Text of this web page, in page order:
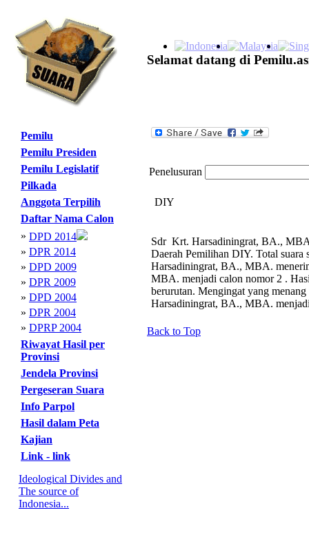
Selamat datang di
Pemilu
Pemilu Presiden
Pemilu Legislatif
Pilkada
Anggota Terpilih
Daftar Nama Calon
» DPD 2014
» DPR 2014
» DPD 2009
» DPR 2009
» DPD 2004
» DPR 2004
» DPRP 2004
Riwayat Hasil per
Provinsi
Jendela Provinsi
Pergeseran Suara
Info Parpol
Hasil dalam Peta
Kajian
Link - link
Ideological Divides and
The source of
Indonesia...
Penelusuran
DIY
Sdr Krt. Harsadiningrat, BA.,
Daerah Pemilihan DIY. Total
Harsadiningrat, BA., MBA.
MBA. menjadi calon nomor 2 .
berurutan. Mengingat yang
Harsadiningrat, BA., MBA.
Back to Top